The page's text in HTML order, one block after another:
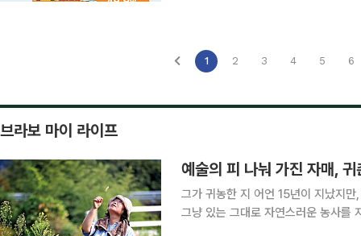
1 2 3 4 5 6
브라보 마이 라이프
예술의 피 나눠 가진 자매,
그가 귀농한 지 어언 15년이 지났지
그냥 있는 그대로 자연스러운 농사를